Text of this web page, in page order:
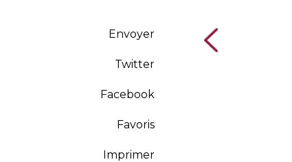
Envoyer
Twitter
Facebook
Favoris
Imprimer